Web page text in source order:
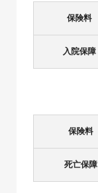
保険料
入院保障
保険料
死亡保障